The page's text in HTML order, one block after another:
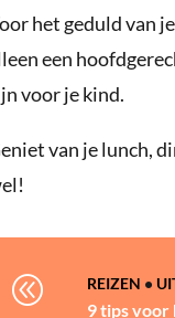
het geduld van
een
voor je kind.
van je lunch,
@ REIZEN •
9 tips voor